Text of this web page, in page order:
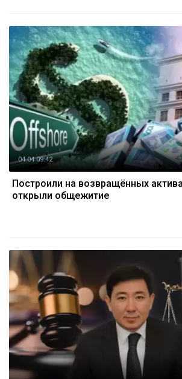
04.04 09:42
Построили на возвращённых
открыли общежитие